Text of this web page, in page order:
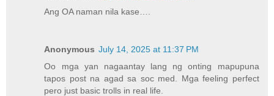
Ang OA naman nila kase….
Anonymous July 14, 2025 at 11:37 PM
Oo mga yan nagaantay lang ng onting mapupuna
tapos post na agad sa soc med. Mga feeling perfect
pero just basic trolls in real life.